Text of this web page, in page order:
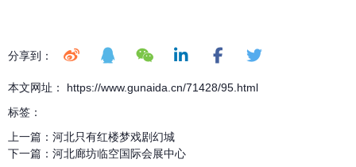
分享到：
本文网址： https://www.gunaida.cn/71428/95.html
标签：
上一篇： 河北只有红楼梦戏剧幻城
下一篇： 河北廊坊临空国际会展中心